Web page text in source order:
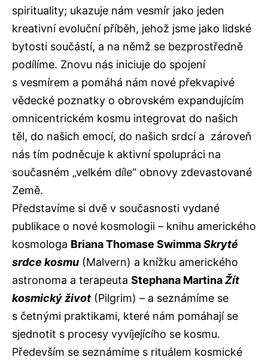
spirituality; ukazuje nám vesmír jako jeden
kreativní evoluční příběh, jehož jsme jako lidské
bytosti součástí, a na němž se bezprostředně
podílíme. Znovu nás iniciuje do spojení
s vesmírem a pomáhá nám nové překvapivé
vědecké poznatky o obrovském expandujícím
omnicentrickém kosmu integrovat do našich
těl, do našich emocí, do našich srdcí a zároveň
nás tím podněcuje k aktivní spolupráci na
současném „velkém díle“ obnovy zdevastované
Země.
Představíme si dvě v současnosti vydané
publikace o nové kosmologii – knihu amerického
kosmologa Briana Thomase SwimmaSkryté
srdce kosmu (Malvern) a knížku amerického
astronoma a terapeuta Stephana MartinaŽít
kosmický život (Pilgrim) – a seznámíme se
s četnými praktikami, které nám pomáhají se
sjednotit s procesy vyvíjejícího se kosmu.
Především se seznámíme s rituálem kosmické